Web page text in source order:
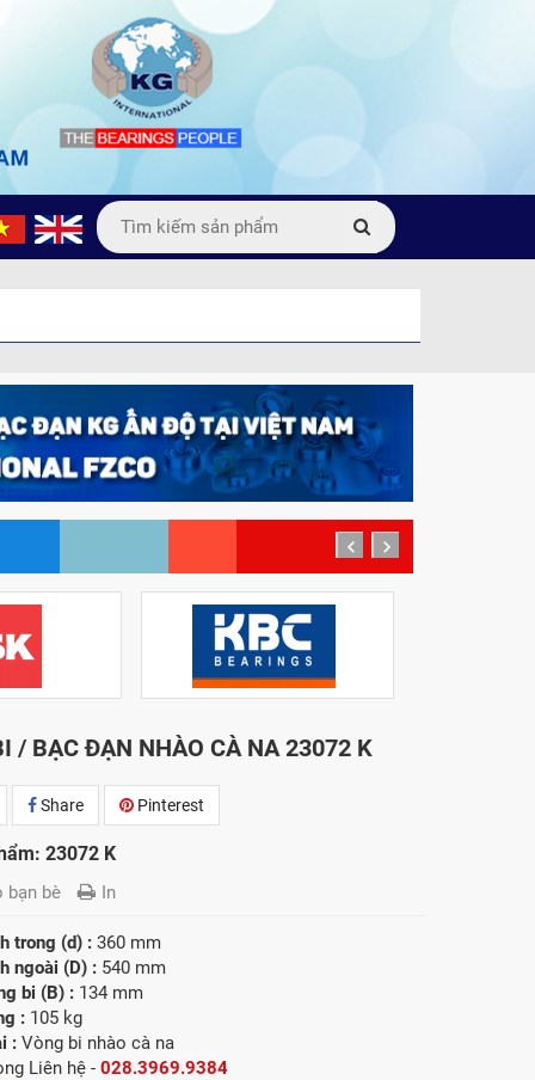
prev next
/ BẠC ĐẠN NHÀO CÀ NA 23072 K
Share Pinterest
23072 K
bạn bè In
trong (d) : 360 mm
ngoài (D) : 540 mm
bi (B) : 134 mm
: 105 kg
:Vòng bi nhào cà na
Liên hệ -028.3969.9384